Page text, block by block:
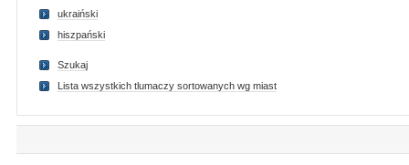
ukraiński
hiszpański
Szukaj
Lista wszystkich tlumaczy sortowanych wg miast